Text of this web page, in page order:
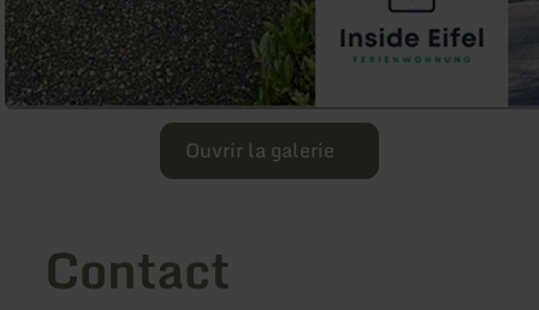
Ouvrir la galerie
Contact